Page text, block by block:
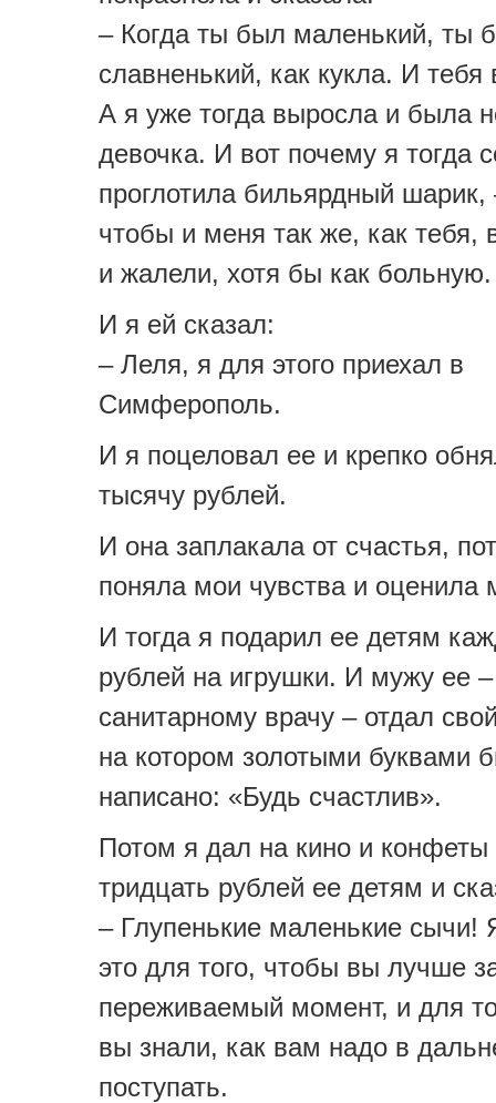
– Когда ты был маленький, ты
славненький, как кукла. И
А я уже тогда выросла и была
девочка. И вот почему я тогда
проглотила бильярдный шарик,
чтобы и меня так же, как тебя,
и жалели, хотя бы как больную.
И я ей сказал:
– Леля, я для этого приехал в
Симферополь.
И я поцеловал ее и крепко
тысячу рублей.
И она заплакала от счастья,
поняла мои чувства и
И тогда я подарил ее детям
рублей на игрушки. И мужу ее –
санитарному врачу – отдал
на котором золотыми буквами
написано: «Будь счастлив».
Потом я дал на кино и
тридцать рублей ее детям и
– Глупенькие маленькие сычи!
это для того, чтобы вы лучше
переживаемый момент, и для
вы знали, как вам надо в
поступать.